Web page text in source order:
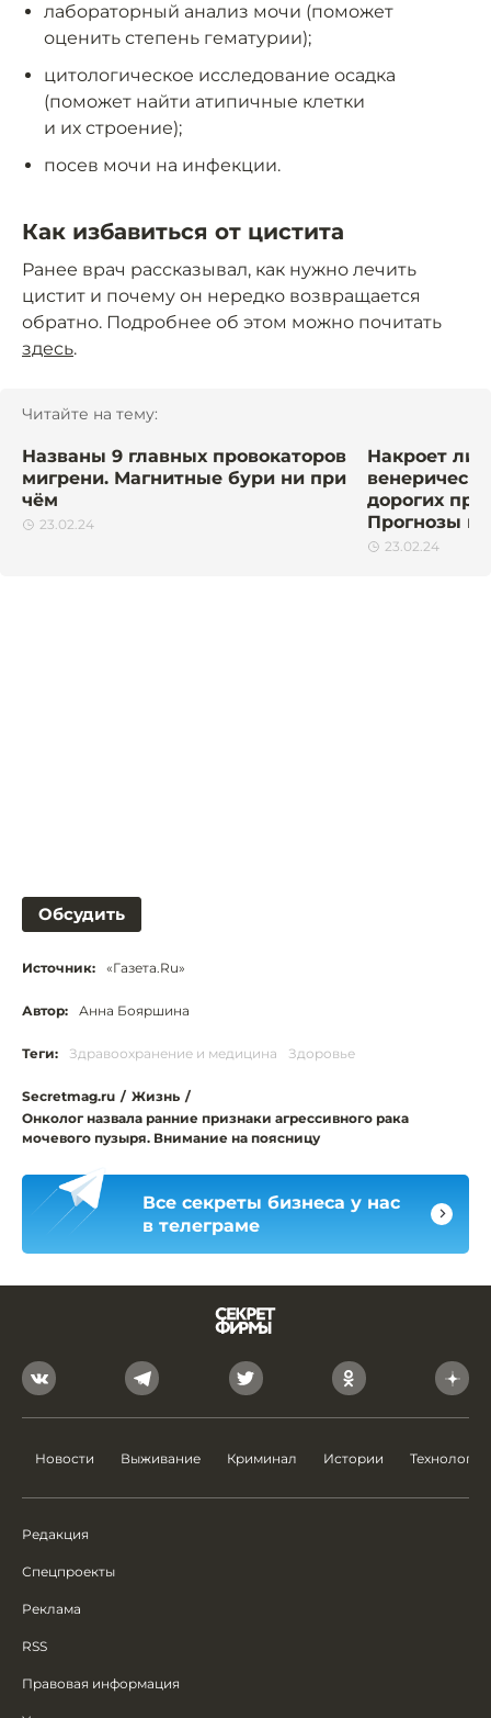
лабораторный анализ мочи (поможет
оценить степень гематурии);
цитологическое исследование осадка
(поможет найти атипичные клетки
и их строение);
посев мочи на инфекции.
Как избавиться от цистита
Ранее врач рассказывал, как нужно лечить
цистит и почему он нередко возвращается
обратно. Подробнее об этом можно почитать
здесь.
Читайте на тему:
Названы 9 главных провокаторов
мигрени. Магнитные бури ни при
чём
23.02.24
Накроет ли
дорогих
Прогнозы
23.02.24
Обсудить
Источник: «Газета.Ru»
Автор: Анна Бояршина
Теги: Здравоохранение и медицина Здоровье
Secretmag.ru / Жизнь /
Онколог назвала ранние признаки агрессивного рака
мочевого пузыря. Внимание на поясницу
Все секреты бизнеса у нас
в телеграме
Новости Выживание Криминал Истории Технологии
Редакция
Спецпроекты
Реклама
RSS
Правовая информация